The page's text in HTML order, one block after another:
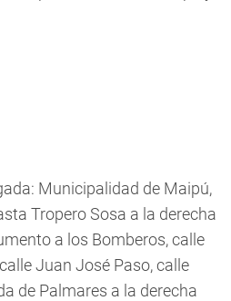
Municipalidad de Maipú,
Tropero Sosa a la derecha
a los Bomberos, calle
Juan José Paso, calle
de Palmares a la derecha